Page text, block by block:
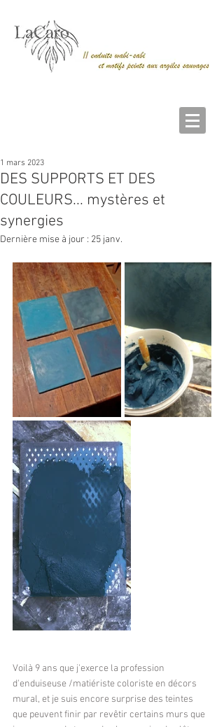
DES SUPPORTS ET DES
COULEURS... mystères et
synergies
1 mars 2023
Dernière mise à jour : 25 janv.
Voilà 9 ans que j'exerce la profession
d'enduiseuse /matiériste coloriste en décors
mural, et je suis encore surprise des teintes
que peuvent finir par revêtir certains murs que